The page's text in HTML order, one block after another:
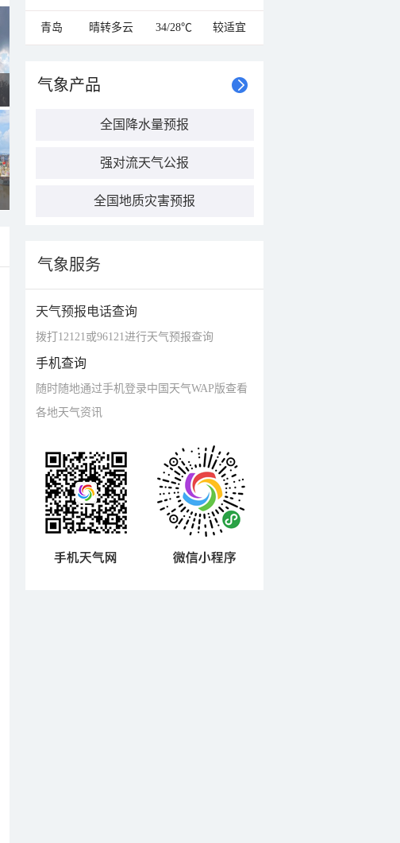
青岛 晴转多云 34/28℃ 较适宜
气象产品
全国降水量预报
强对流天气公报
全国地质灾害预报
气象服务
天气预报电话查询
拨打12121或96121进行天气预报查询
手机查询
随时随地通过手机登录中国天气WAP版查看
各地天气资讯